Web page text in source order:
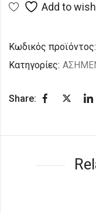
Add to
Κωδικός προϊόντος:
Κατηγορίες:
Share: